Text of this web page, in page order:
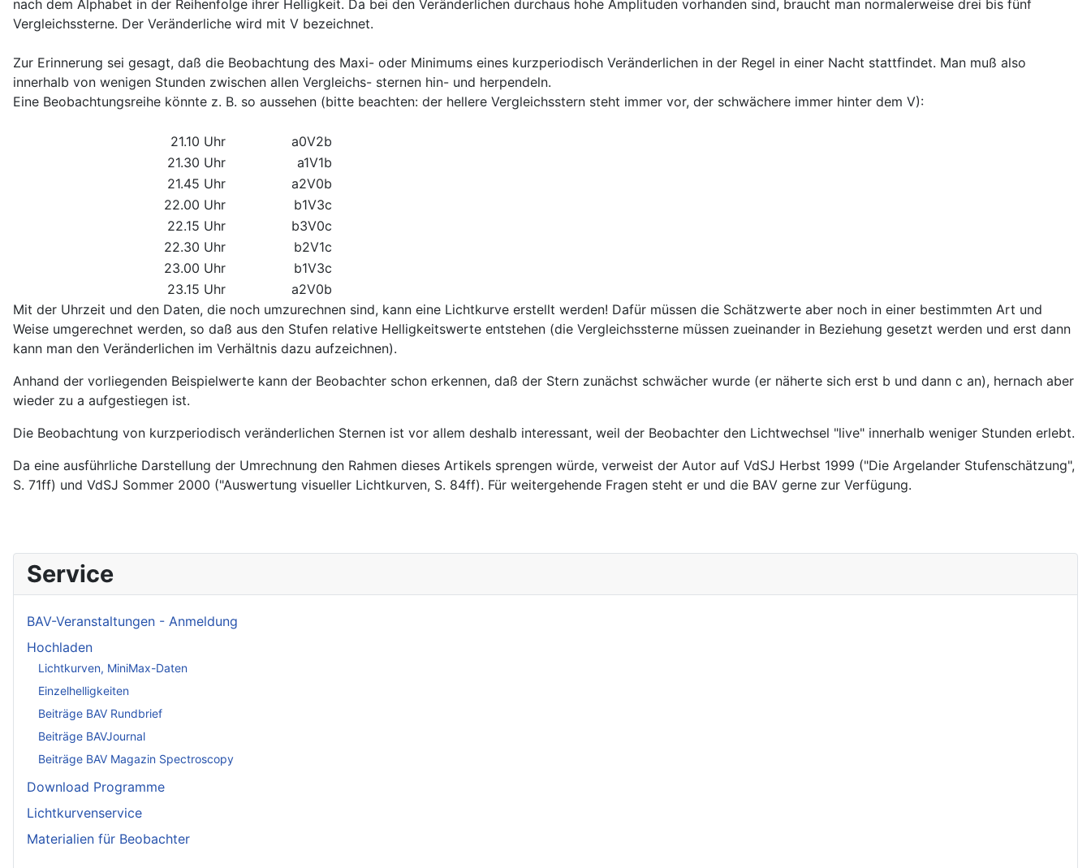
nach dem Alphabet in der Reihenfolge ihrer Helligkeit. Da bei den Veränderlichen durchaus hohe Amplituden vorhanden sind, braucht man normalerweise drei bis fünf
Vergleichssterne. Der Veränderliche wird mit V bezeichnet.
Zur Erinnerung sei gesagt, daß die Beobachtung des Maxi- oder Minimums eines kurzperiodisch Veränderlichen in der Regel in einer Nacht stattfindet. Man muß also
innerhalb von wenigen Stunden zwischen allen Vergleichs- sternen hin- und herpendeln.
Eine Beobachtungsreihe könnte z. B. so aussehen (bitte beachten: der hellere Vergleichsstern steht immer vor, der schwächere immer hinter dem V):
21.10 Uhr
a0V2b
21.30 Uhr
a1V1b
21.45 Uhr
a2V0b
22.00 Uhr
b1V3c
22.15 Uhr
b3V0c
22.30 Uhr
b2V1c
23.00 Uhr
b1V3c
23.15 Uhr
a2V0b
Mit der Uhrzeit und den Daten, die noch umzurechnen sind, kann eine Lichtkurve erstellt werden! Dafür müssen die Schätzwerte aber noch in einer bestimmten Art und
Weise umgerechnet werden, so daß aus den Stufen relative Helligkeitswerte entstehen (die Vergleichssterne müssen zueinander in Beziehung gesetzt werden und erst dann
kann man den Veränderlichen im Verhältnis dazu aufzeichnen).
Anhand der vorliegenden Beispielwerte kann der Beobachter schon erkennen, daß der Stern zunächst schwächer wurde (er näherte sich erst b und dann c an), hernach aber
wieder zu a aufgestiegen ist.
Die Beobachtung von kurzperiodisch veränderlichen Sternen ist vor allem deshalb interessant, weil der Beobachter den Lichtwechsel "live" innerhalb weniger Stunden erlebt.
Da eine ausführliche Darstellung der Umrechnung den Rahmen dieses Artikels sprengen würde, verweist der Autor auf VdSJ Herbst 1999 ("Die Argelander Stufenschätzung",
S. 71ff) und VdSJ Sommer 2000 ("Auswertung visueller Lichtkurven, S. 84ff). Für weitergehende Fragen steht er und die BAV gerne zur Verfügung.
Service
BAV-Veranstaltungen - Anmeldung
Hochladen
Lichtkurven, MiniMax-Daten
Einzelhelligkeiten
Beiträge BAV Rundbrief
Beiträge BAVJournal
Beiträge BAV Magazin Spectroscopy
Download Programme
Lichtkurvenservice
Materialien für Beobachter